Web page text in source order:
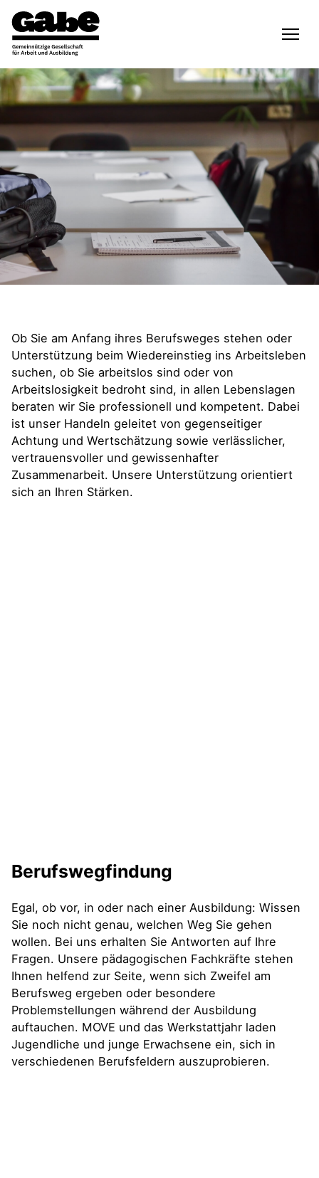
Ob Sie am Anfang ihres Berufsweges stehen oder
Unterstützung beim Wiedereinstieg ins Arbeitsleben
suchen, ob Sie arbeitslos sind oder von
Arbeitslosigkeit bedroht sind, in allen Lebenslagen
beraten wir Sie professionell und kompetent. Dabei
ist unser Handeln geleitet von gegenseitiger
Achtung und Wertschätzung sowie verlässlicher,
vertrauensvoller und gewissenhafter
Zusammenarbeit. Unsere Unterstützung orientiert
sich an Ihren Stärken.
Berufswegfindung
Egal, ob vor, in oder nach einer Ausbildung: Wissen
Sie noch nicht genau, welchen Weg Sie gehen
wollen. Bei uns erhalten Sie Antworten auf Ihre
Fragen. Unsere pädagogischen Fachkräfte stehen
Ihnen helfend zur Seite, wenn sich Zweifel am
Berufsweg ergeben oder besondere
Problemstellungen während der Ausbildung
auftauchen. MOVE und das Werkstattjahr laden
Jugendliche und junge Erwachsene ein, sich in
verschiedenen Berufsfeldern auszuprobieren.